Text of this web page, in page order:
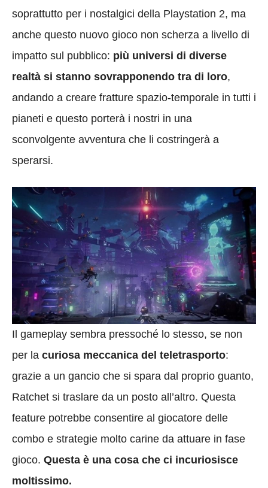
soprattutto per i nostalgici della Playstation 2, ma
anche questo nuovo gioco non scherza a livello di
impatto sul pubblico: più universi di diverse
realtà si stanno sovrapponendo tra di loro,
andando a creare fratture spazio-temporale in tutti i
pianeti e questo porterà i nostri in una
sconvolgente avventura che li costringerà a
sperarsi.
Il gameplay sembra pressoché lo stesso, se non
per la curiosa meccanica del teletrasporto:
grazie a un gancio che si spara dal proprio guanto,
Ratchet si traslare da un posto all’altro. Questa
feature potrebbe consentire al giocatore delle
combo e strategie molto carine da attuare in fase
gioco. Questa è una cosa che ci incuriosisce
moltissimo.